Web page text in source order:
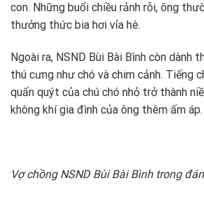
con. Những buổi chiều rảnh rỗi, ông
thưởng thức bia hơi vỉa hè.
Ngoài ra, NSND Bùi Bài Bình còn dành
thú cưng như chó và chim cảnh. Tiếng
quấn quýt của chú chó nhỏ trở thành
không khí gia đình của ông thêm ấm áp.
Vợ chồng NSND Bùi Bài Bình trong